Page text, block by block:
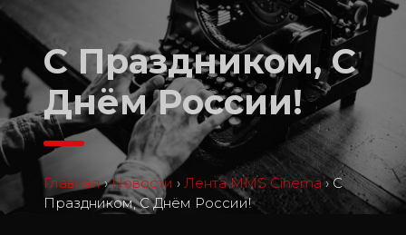
С Праздником, С
Днём России!
Главная › Новости › Лента MMS Cinema ›С
Праздником, С Днём России!